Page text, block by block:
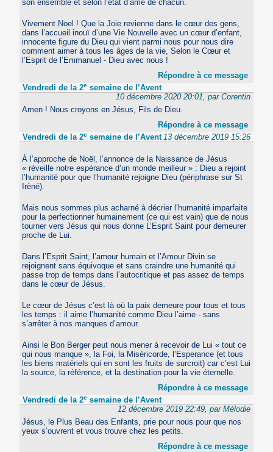
son ensemble et selon l’état d’âme de chacun.
Vivement Noel ! Que la Joie revienne dans le cœur des gens,
dans l’accueil inouï d’une Vie Nouvelle avec un cœur d’enfant,
innocente figure du Dieu qui vient parmi nous pour nous dire
comment aimer à tous les âges de la vie, Selon le Cœur et
l’Esprit de l’Emmanuel - Dieu avec nous !
Répondre à ce message
Vendredi de la 2e semaine de l’Avent
10 décembre 2020 20:01, par Corentin
Amen ! Nous croyons en Jésus, Fils de Dieu.
Répondre à ce message
Vendredi de la 2e semaine de l’Avent13 décembre 2019 15:26
À l’approche de Noël, l’annonce de la Naissance de Jésus
« réveille notre espérance d’un monde meilleur » : Dieu a rejoint
l’humanité pour que l’humanité rejoigne Dieu (périphrase sur St
Irèné).
Mais nous sommes plus acharné à décrier l’humanité imparfaite
pour la perfectionner humainement (ce qui est vain) que de nous
tourner vers Jésus qui nous donne L’Esprit Saint pour demeurer
proche de Lui.
Dans l’Esprit Saint, l’amour humain et l’Amour Divin se
rejoignent sans équivoque et sans craindre une humanité qui
passe trop de temps dans l’autocritique et pas assez de temps
dans le cœur de Jésus.
Le cœur de Jésus c’est là où la paix demeure pour tous et tous
les temps : il aime l’humanité comme Dieu l’aime - sans
s’arrêter à nos manques d’amour.
Ainsi le Bon Berger peut nous mener à recevoir de Lui « tout ce
qui nous manque », la Foi, la Miséricorde, l’Esperance (et tous
les biens matériels qui en sont les fruits de surcroit) car c’est Lui
la source, la référence, et la destination pour la vie éternelle.
Répondre à ce message
Vendredi de la 2e semaine de l’Avent
12 décembre 2019 22:49, par Mélodie
Jésus, le Plus Beau des Enfants, prie pour nous pour que nos
yeux s’ouvrent et vous trouve chez les petits.
Répondre à ce message